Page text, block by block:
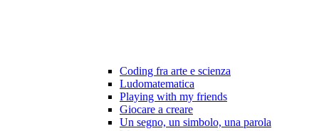
Coding fra arte e scienza
Ludomatematica
Playing with my friends
Giocare a creare
Un segno, un simbolo, una parola